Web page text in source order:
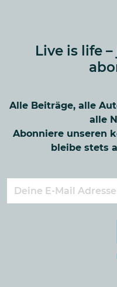
Live is life
Alle Beiträge, alle
alle
Abonniere unseren
bleibe stets